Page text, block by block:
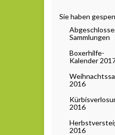
Sie haben
Sammlungen
Boxerhilfe-
Kalender
2016
2016
2016